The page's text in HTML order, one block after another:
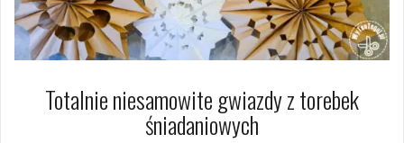
Totalnie niesamowite gwiazdy z torebek
śniadaniowych